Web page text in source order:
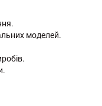
моделей.